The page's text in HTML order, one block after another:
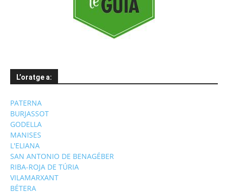
L’oratge a:
PATERNA
BURJASSOT
GODELLA
MANISES
L'ELIANA
SAN ANTONIO DE BENAGÉBER
RIBA-ROJA DE TÚRIA
VILAMARXANT
BÉTERA